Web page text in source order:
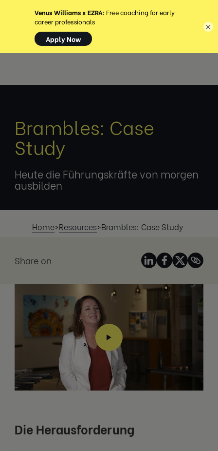
MENÜ
Brambles: Case
Study
Heute die Führungskräfte von morgen
ausbilden
Home>Resources>Brambles: Case Study
Share on
Die Herausforderung
×